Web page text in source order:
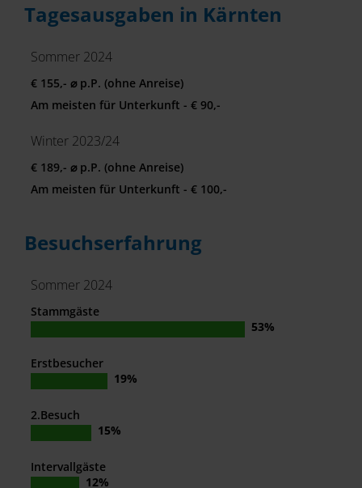
Tagesausgaben in Kärnten
Sommer 2024
€ 155,- ⌀ p.P. (ohne Anreise)
Am meisten für Unterkunft - € 90,-
Winter 2023/24
€ 189,- ⌀ p.P. (ohne Anreise)
Am meisten für Unterkunft - € 100,-
Besuchserfahrung
Sommer 2024
Stammgäste
Erstbesucher
2.Besuch
Intervallgäste